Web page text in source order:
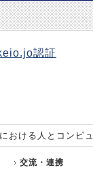
認証
おける人とコンピ
交流・連携